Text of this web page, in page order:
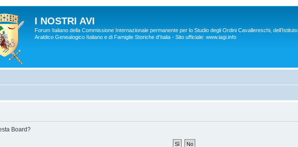
I NOSTRI AVI
Forum Italiano della Commissione Internazionale permanente per lo Studio degli Ordini Cavallereschi, dell’Istituto
Araldico Genealogico Italiano e di Famiglie Storiche d'Italia - Sito ufficiale: www.iagi.info
Board?